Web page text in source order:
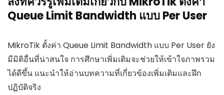
Queue Limit Bandwidth แบบ Per User
MikroTik ตั้งค่า Queue Limit Bandwidth แบบ Per User ยัง
มีมิติอื่นที่น่าสนใจ การศึกษาเพิ่มเติมจะช่วยให้เข้าใจภาพรวม
ได้ดีขึ้น แนะนำให้อ่านบทความที่เกี่ยวข้องเพิ่มเติมและฝึก
ปฏิบัติจริง